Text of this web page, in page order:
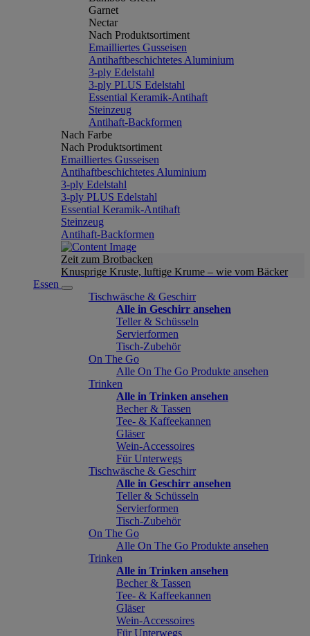
Garnet
Nectar
Nach Produktsortiment
Emailliertes Gusseisen
Antihaftbeschichtetes Aluminium
3-ply Edelstahl
3-ply PLUS Edelstahl
Essential Keramik-Antihaft
Steinzeug
Antihaft-Backformen
Nach Farbe
Nach Produktsortiment
Emailliertes Gusseisen
Antihaftbeschichtetes Aluminium
3-ply Edelstahl
3-ply PLUS Edelstahl
Essential Keramik-Antihaft
Steinzeug
Antihaft-Backformen
Zeit zum Brotbacken
Knusprige Kruste, luftige Krume – wie vom Bäcker
Essen
Tischwäsche & Geschirr
Alle in Geschirr ansehen
Teller & Schüsseln
Servierformen
Tisch-Zubehör
On The Go
Alle On The Go Produkte ansehen
Trinken
Alle in Trinken ansehen
Becher & Tassen
Tee- & Kaffeekannen
Gläser
Wein-Accessoires
Für Unterwegs
Tischwäsche & Geschirr
Alle in Geschirr ansehen
Teller & Schüsseln
Servierformen
Tisch-Zubehör
On The Go
Alle On The Go Produkte ansehen
Trinken
Alle in Trinken ansehen
Becher & Tassen
Tee- & Kaffeekannen
Gläser
Wein-Accessoires
Für Unterwegs